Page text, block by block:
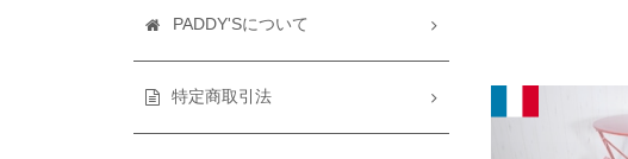
PADDY'Sについて
特定商取引法